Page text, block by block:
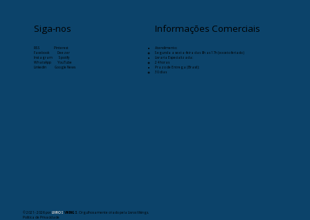
Siga-nos
RSS
Pinterest
Facebook
Deezer
Instagram
Spotify
WhatsApp
YouTube
Linkedin
Google News
Informações Comerciais
Atendimento:
Segunda a sexta-feira das 8h as 17h (exceto feriado)
Livraria Especializada:
24 horas
Prazo de Entrega (Brasil):
30 dias
© 2021- 2026por LIVROSVIKINGS . Orgulhosamente criado pela Livros Vikings.
Política de Privacidade